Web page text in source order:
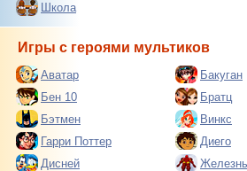
Школа
Игры с героями мультиков
Аватар
Бакуган
Бен 10
Братц
Бэтмен
Винкс
Гарри Поттер
Диего
Дисней